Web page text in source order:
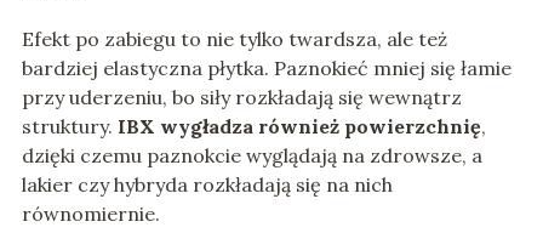
Efekt po zabiegu to nie tylko twardsza, ale też
bardziej elastyczna płytka. Paznokieć mniej się łamie
przy uderzeniu, bo siły rozkładają się wewnątrz
struktury. IBX wygładza również powierzchnię,
dzięki czemu paznokcie wyglądają na zdrowsze, a
lakier czy hybryda rozkładają się na nich
równomiernie.